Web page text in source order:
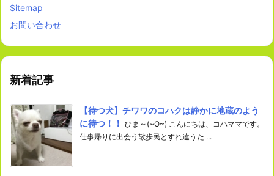
Sitemap
お問い合わせ
新着記事
【待つ犬】チワワのコハクは静かに地蔵のよう
に待つ！！ ひま～(~O~) こんにちは、コハママです。
仕事帰りに出会う散歩民とすれ違うた ...